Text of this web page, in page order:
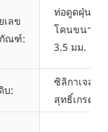
เลข
ณฑ์:
ท่อดูดฝุ่นซิลิ
โคนขนาด
3.5 มม.
บ:
ซิลิกาเจลบริ
สุทธิ์เกรด 1